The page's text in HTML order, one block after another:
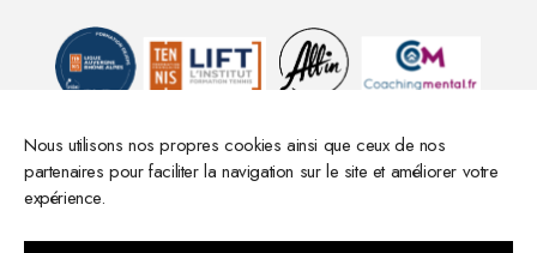
Nous utilisons nos propres cookies ainsi que ceux de nos
partenaires pour faciliter la navigation sur le site et améliorer votre
expérience.